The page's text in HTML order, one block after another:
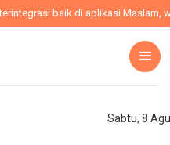
baik di aplikasi Maslam,
Sabtu, 8